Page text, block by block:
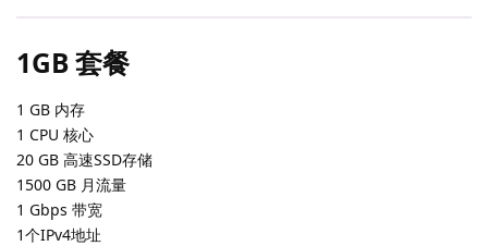
1GB 套餐
1 GB 内存
1 CPU 核心
20 GB 高速SSD存储
1500 GB 月流量
1 Gbps 带宽
1个IPv4地址